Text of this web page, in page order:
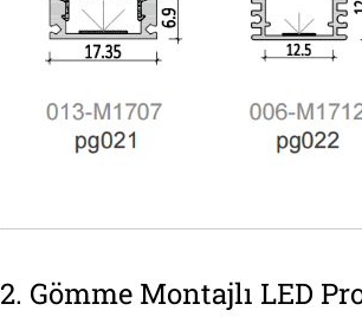
2. Gömme Montajlı LED